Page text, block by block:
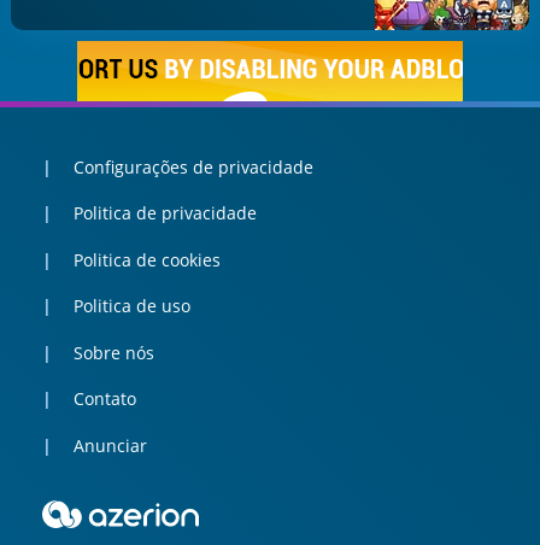
Configurações de privacidade
Politica de privacidade
Politica de cookies
Politica de uso
Sobre nós
Contato
Anunciar